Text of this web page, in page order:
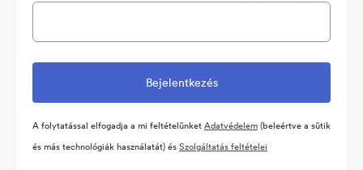
A folytatással elfogadja a mi feltételünketAdatvédelem(beleértve a sütik
és más technológiák használatát) ésSzolgáltatás feltételei